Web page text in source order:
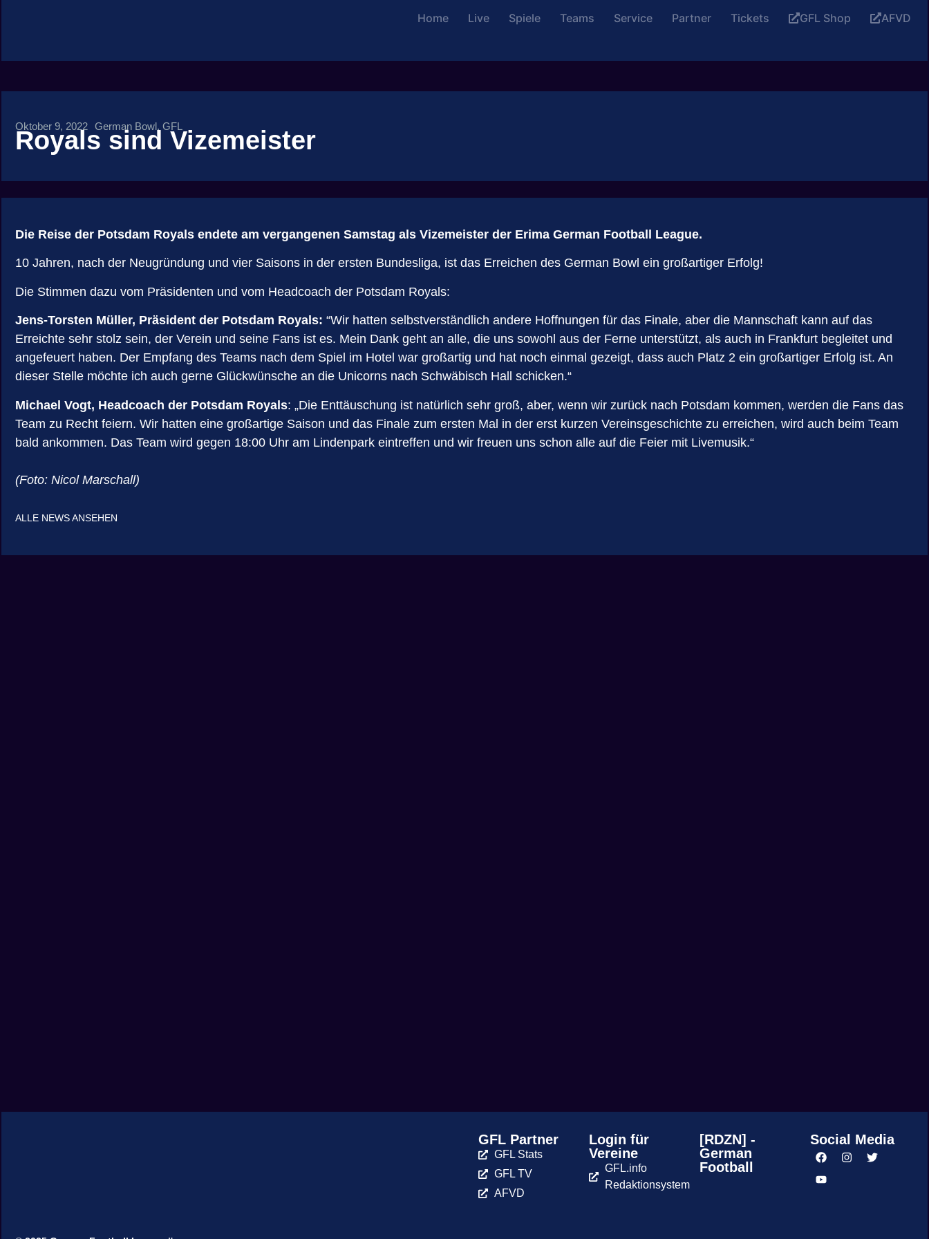
Home Live Spiele Teams Service Partner Tickets GFL Shop AFVD
Oktober 9, 2022 German Bowl, GFL
Royals sind Vizemeister
Die Reise der Potsdam Royals endete am vergangenen Samstag als Vizemeister der Erima German Football League.
10 Jahren, nach der Neugründung und vier Saisons in der ersten Bundesliga, ist das Erreichen des German Bowl ein großartiger Erfolg!
Die Stimmen dazu vom Präsidenten und vom Headcoach der Potsdam Royals:
Jens-Torsten Müller, Präsident der Potsdam Royals: “Wir hatten selbstverständlich andere Hoffnungen für das Finale, aber die Mannschaft kann auf das
Erreichte sehr stolz sein, der Verein und seine Fans ist es. Mein Dank geht an alle, die uns sowohl aus der Ferne unterstützt, als auch in Frankfurt begleitet und
angefeuert haben. Der Empfang des Teams nach dem Spiel im Hotel war großartig und hat noch einmal gezeigt, dass auch Platz 2 ein großartiger Erfolg ist. An
dieser Stelle möchte ich auch gerne Glückwünsche an die Unicorns nach Schwäbisch Hall schicken.“
Michael Vogt, Headcoach der Potsdam Royals: „Die Enttäuschung ist natürlich sehr groß, aber, wenn wir zurück nach Potsdam kommen, werden die Fans das
Team zu Recht feiern. Wir hatten eine großartige Saison und das Finale zum ersten Mal in der erst kurzen Vereinsgeschichte zu erreichen, wird auch beim Team
bald ankommen. Das Team wird gegen 18:00 Uhr am Lindenpark eintreffen und wir freuen uns schon alle auf die Feier mit Livemusik.“
(Foto: Nicol Marschall)
ALLE NEWS ANSEHEN
GFL Partner
GFL Stats
GFL TV
AFVD
Login für
Vereine
GFL.info
Redaktionsystem
[RDZN] -
German
Football
Social Media